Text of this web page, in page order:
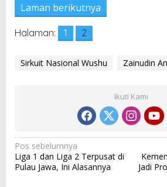
Laman berikutnya
Halaman: 1 2
Sirkuit Nasional Wushu Zainudin
Ikuti Kami
N
a
Pos sebelumnya
Liga 1 dan Liga 2 Terpusat di
Pulau Jawa, Ini Alasannya
Jadi